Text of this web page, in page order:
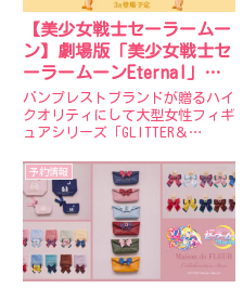
【美少女戦士セーラームー
ン】劇場版「美少女戦士セ
ーラームーンEternal」
GLITTER＆GLAMOURS-SUPER
SAILOR VENUS-2023年3月
登場予定！
バンプレストブランドが贈るハイ
クオリティにして大型女性フィギ
ュアシリーズ「GLITTER＆
「スーパーセーラーヴィーナス」
がクレーンゲーム用景品として登
場予定！髪をなびかせた可憐なポ
ーズをスーパー化した...
予約情報